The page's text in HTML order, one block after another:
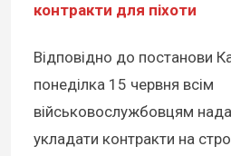
контракти для піхоти
Відповідно до постанови
понеділка 15 червня всім
військовослужбовцям
укладати контракти на